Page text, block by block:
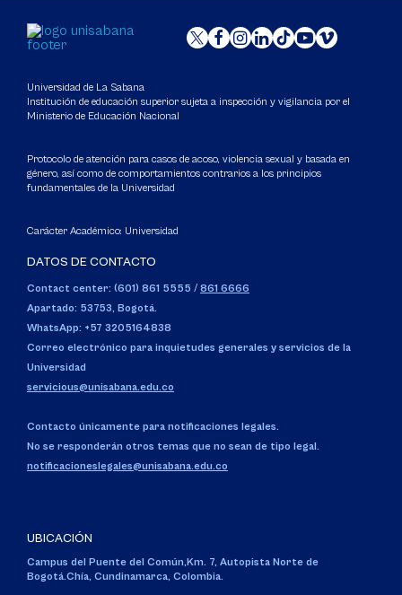
Universidad de La Sabana
Institución de educación superior sujeta a inspección y vigilancia por el
Ministerio de Educación Nacional
Protocolo de atención para casos de acoso, violencia sexual y basada en
género, así como de comportamientos contrarios a los principios
fundamentales de la Universidad
Carácter Académico: Universidad
DATOS DE CONTACTO
Contact center: (601) 861 5555 / 861 6666
Apartado: 53753, Bogotá.
WhatsApp: +57 3205164838
Correo electrónico para inquietudes generales y servicios de la
Universidad
servicious@unisabana.edu.co
Contacto únicamente para notificaciones legales.
No se responderán otros temas que no sean de tipo legal.
notificacioneslegales@unisabana.edu.co
UBICACIÓN
Campus del Puente del Común,Km. 7, Autopista Norte de
Bogotá.Chía, Cundinamarca, Colombia.